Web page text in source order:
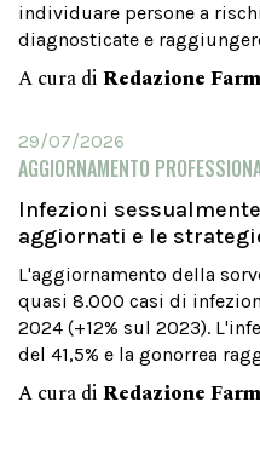
individuare persone a
diagnosticate e
A cura di Redazione
29/07/2026
AGGIORNAMENTO
Infezioni
aggiornati e le
L'aggiornamento della
quasi 8.000 casi di
2024 (+12% sul 2023).
del 41,5% e la gonorrea
A cura di Redazione